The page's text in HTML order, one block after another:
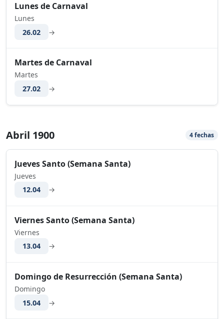
Lunes de Carnaval
Lunes
26.02
→
Martes de Carnaval
Martes
27.02
→
Abril 1900 4 fechas
Jueves Santo (Semana Santa)
Jueves
12.04
→
Viernes Santo (Semana Santa)
Viernes
13.04
→
Domingo de Resurrección (Semana Santa)
Domingo
15.04
→